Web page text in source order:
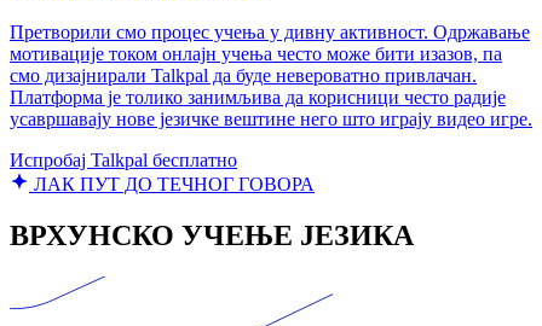
Претворили смо процес учења у дивну активност. Одржавање
мотивације током онлајн учења често може бити изазов, па
смо дизајнирали Talkpal да буде невероватно привлачан.
Платформа је толико занимљива да корисници често радије
усавршавају нове језичке вештине него што играју видео игре.
Испробај Talkpal бесплатно
ЛАК ПУТ ДО ТЕЧНОГ ГОВОРА
ВРХУНСКО УЧЕЊЕ ЈЕЗИКА